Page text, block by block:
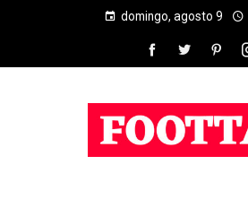
domingo, agosto 9